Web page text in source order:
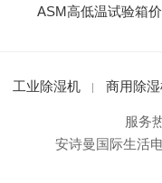
ASM高低温试验箱
工业除湿机 商用除
服务
安诗曼国际生活